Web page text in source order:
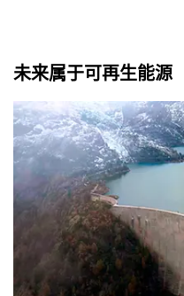
未来属于可再生能源